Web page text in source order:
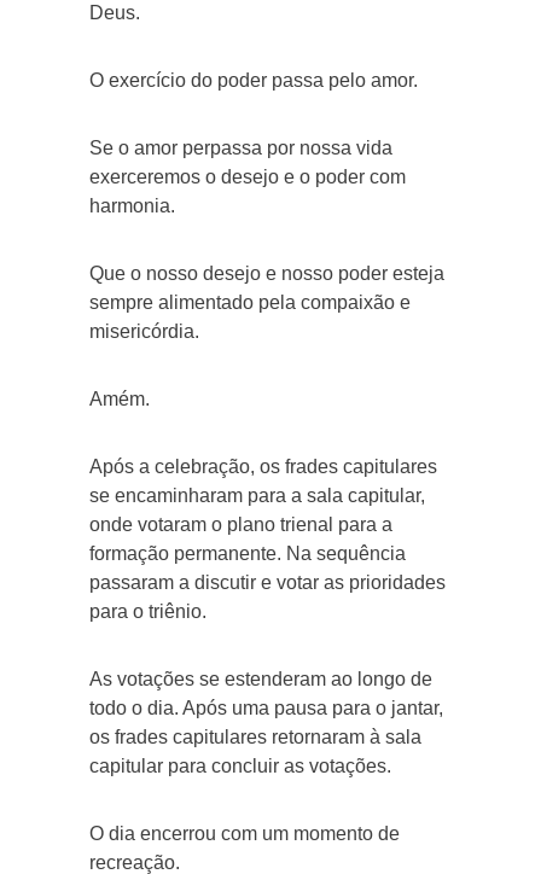
Deus.
O exercício do poder passa pelo amor.
Se o amor perpassa por nossa vida
exerceremos o desejo e o poder com
harmonia.
Que o nosso desejo e nosso poder esteja
sempre alimentado pela compaixão e
misericórdia.
Amém.
Após a celebração, os frades capitulares
se encaminharam para a sala capitular,
onde votaram o plano trienal para a
formação permanente. Na sequência
passaram a discutir e votar as prioridades
para o triênio.
As votações se estenderam ao longo de
todo o dia. Após uma pausa para o jantar,
os frades capitulares retornaram à sala
capitular para concluir as votações.
O dia encerrou com um momento de
recreação.